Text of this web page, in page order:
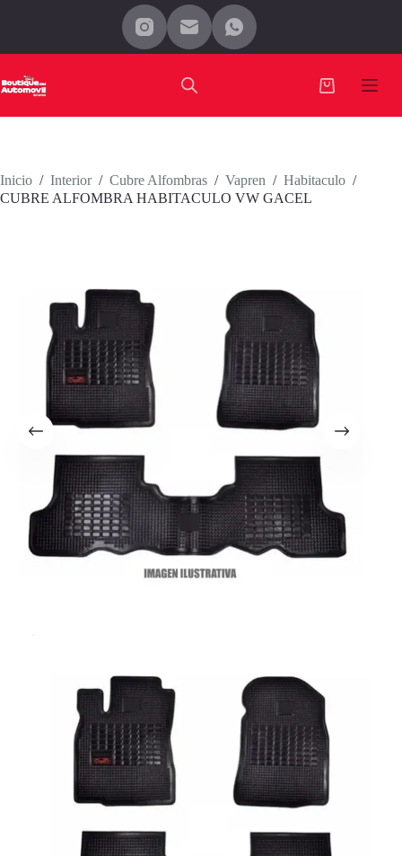
Carro
Inicio / Interior / Cubre Alfombras / Vapren / Habitaculo /
CUBRE ALFOMBRA HABITACULO VW GACEL